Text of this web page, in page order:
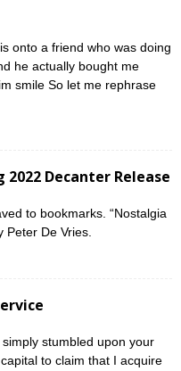
onto a friend who was doing
he actually bought me
smile So let me rephrase
Decanter Release
to bookmarks. “Nostalgia
Peter De Vries.
stumbled upon your
to claim that I acquire